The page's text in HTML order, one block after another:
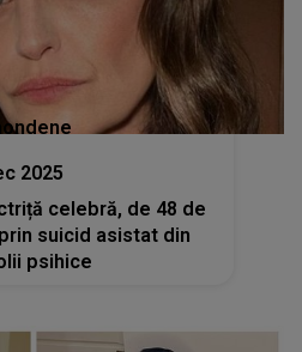
2025
celebră, de 48 de
suicid asistat din
psihice